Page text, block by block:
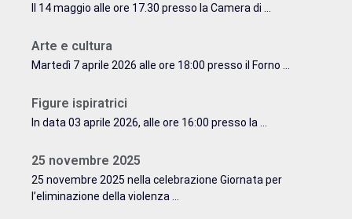
Il 14 maggio alle ore 17.30 presso la Camera di ...
Arte e cultura
Martedì 7 aprile 2026 alle ore 18:00 presso il Forno ...
Figure ispiratrici
In data 03 aprile 2026, alle ore 16:00 presso la ...
25 novembre 2025
25 novembre 2025 nella celebrazione Giornata per
l’eliminazione della violenza ...